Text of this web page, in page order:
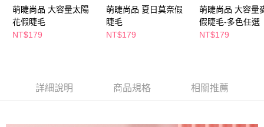
１．透過由恩沛科技股份有限公司提供之「AFTEE先享後付」服務完成之交
易，需依本服務之必要範圍內提供個人資料，並將交易相關給付款項請求債
權轉讓予恩沛科技股份有限公司。
２．關於個人資料處理事宜，請瀏覽以下網址：
４．使用「AFTEE先享後付」時，將依據個別帳號之用戶狀況，依本公司即
５．嚴禁一人註冊多個帳號或使用他人資訊註冊。若發現惡意使用之情形，
每筆NT$65，滿NT$490(含以上)免運費
付款後7-11取貨
每筆NT$100，滿NT$790(含以上)免運費
萌睫尚品 大容量太陽
花假睫毛
NT$179
萌睫尚品 夏日莫奈假
睫毛
NT$179
萌睫尚品 大容量
假睫毛-多色任選
NT$179
詳細說明 商品規格 相關推薦